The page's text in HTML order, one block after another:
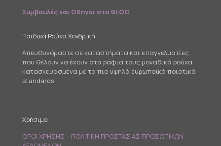
Συμβουλές και Οδηγοί στο BLOG
Παιδικά Ρούχα Χονδρική
Απευθυνόμαστε σε καταστήματα και επαγγελματίες
που θέλουν να έχουν στα ράφια τους μοναδικά ρούχα
κατασκευασμένα με τα πιο υψηλά ευρωπαϊκά ποιοτικά
standards.
Χρήσιμα
ΟΡΟΙ ΧΡΗΣΗΣ – ΠΟΛΙΤΙΚΗ ΠΡΟΣΤΑΣΙΑΣ ΠΡΟΣΩΠΙΚΩΝ